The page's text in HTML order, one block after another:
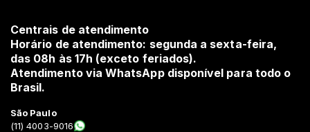
Centrais de atendimento
Horário de atendimento: segunda a sexta-feira,
das 08h às 17h (exceto feriados).
Atendimento via WhatsApp disponível para todo o
Brasil.
São Paulo
(11) 4003-9016